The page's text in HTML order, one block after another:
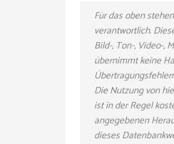
Für das oben
verantwortlich.
Bild-, Ton-, Video-,
übernimmt keine
Die Nutzung von
ist in der Regel
angegebenen
dieses